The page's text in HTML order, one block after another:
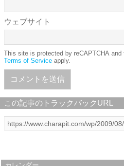
ウェブサイト
This site is protected by reCAPTCHA and
Terms of Service apply.
この記事のトラックバックURL